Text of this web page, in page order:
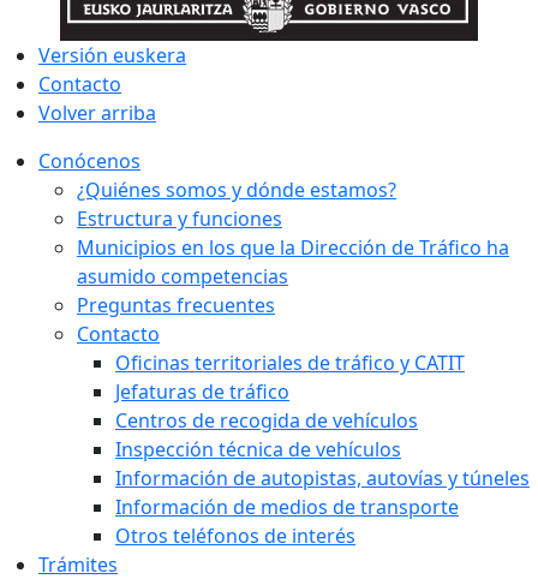
Versión euskera
Contacto
Volver arriba
Conócenos
¿Quiénes somos y dónde estamos?
Estructura y funciones
Municipios en los que la Dirección de Tráfico ha
asumido competencias
Preguntas frecuentes
Contacto
Oficinas territoriales de tráfico y CATIT
Jefaturas de tráfico
Centros de recogida de vehículos
Inspección técnica de vehículos
Información de autopistas, autovías y túneles
Información de medios de transporte
Otros teléfonos de interés
Trámites